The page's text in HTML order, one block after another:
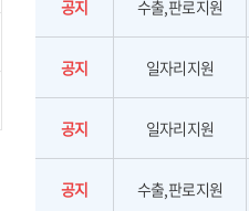
공지 수출,판로지원
공지 일자리지원
공지 일자리지원
공지 수출,판로지원